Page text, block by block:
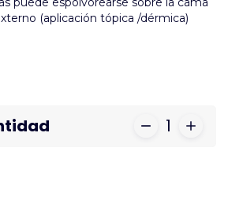
(aplicación tópica /dérmica)
1